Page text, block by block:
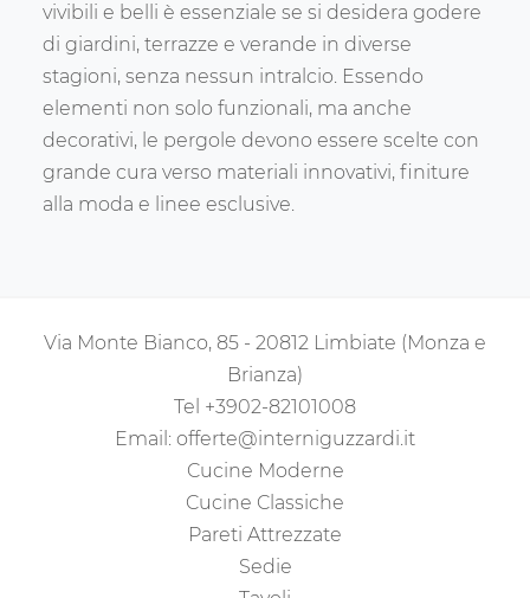
vivibili e belli è essenziale se si desidera godere
di giardini, terrazze e verande in diverse
stagioni, senza nessun intralcio. Essendo
elementi non solo funzionali, ma anche
decorativi, le pergole devono essere scelte con
grande cura verso materiali innovativi, finiture
alla moda e linee esclusive.
Via Monte Bianco, 85 - 20812 Limbiate (Monza e
Brianza)
Tel +3902-82101008
Email: offerte@interniguzzardi.it
Cucine Moderne
Cucine Classiche
Pareti Attrezzate
Sedie